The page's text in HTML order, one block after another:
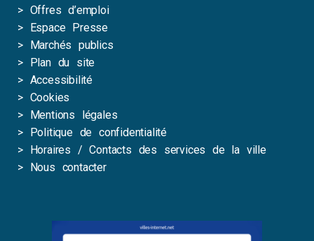
> Offres d’emploi
> Espace Presse
> Marchés publics
> Plan du site
> Accessibilité
> Cookies
> Mentions légales
> Politique de confidentialité
> Horaires / Contacts des services de la ville
> Nous contacter